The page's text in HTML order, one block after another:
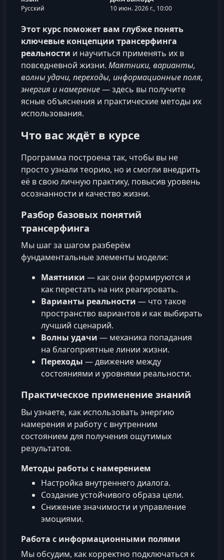
Русский
10 июн. 2026 г., 10:00
Этот курс поможет вам глубже понять
ключевые концепции трансерфинга
реальности и научиться применять их в
повседневной жизни. Маятники, варианты,
волны удачи, переходы, информационные поля,
энергия и намерение— здесь вы получите
ясные объяснения и практические методы их
использования.
Что вас ждёт в курсе
Программа построена так, чтобы вы не
просто узнали теорию, но и смогли внедрить
её в свою личную практику, повысив уровень
осознанности и качество жизни.
Разбор базовых понятий
трансерфинга
Мы шаг за шагом разберём
фундаментальные элементы модели:
Маятники — как они формируются и
как перестать на них реагировать.
Варианты реальности — что такое
пространство вариантов и как выбирать
лучший сценарий.
Волны удачи — механика попадания
на благоприятные линии жизни.
Переходы — движение между
состояниями и уровнями реальности.
Практическое применение знаний
Вы узнаете, как использовать энергию
намерения и работу с внутренним
состоянием для получения ощутимых
результатов.
Методы работы с намерением
Настройка внутреннего диалога.
Создание устойчивого образа цели.
Снижение значимости и управление
эмоциями.
Работа с информационными полями
Мы обсудим, как корректно подключаться к